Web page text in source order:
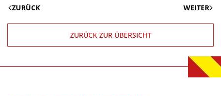
ZURÜCK WEITER
ZURÜCK ZUR ÜBERSICHT